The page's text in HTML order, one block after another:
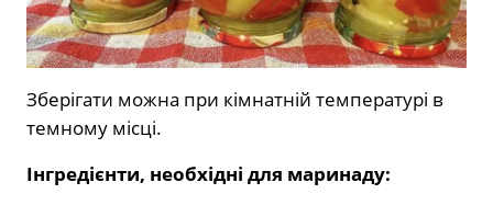
Зберігати можна при кімнатній температурі в
темному місці.
Інгредієнти, необхідні для маринаду: